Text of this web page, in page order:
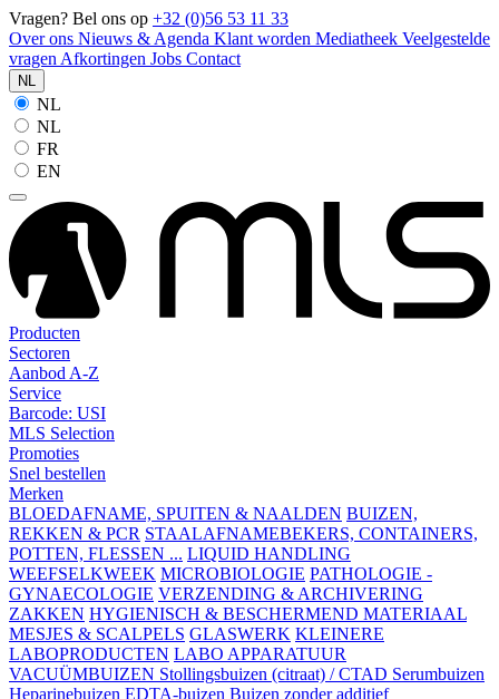
Vragen? Bel ons op +32 (0)56 53 11 33
Over ons Nieuws & Agenda Klant worden Mediatheek Veelgestelde
vragen Afkortingen Jobs Contact
NL
NL
NL
FR
EN
Producten
Sectoren
Aanbod A-Z
Service
Barcode: USI
MLS Selection
Promoties
Snel bestellen
Merken
BLOEDAFNAME, SPUITEN & NAALDEN BUIZEN,
REKKEN & PCR STAALAFNAMEBEKERS, CONTAINERS,
POTTEN, FLESSEN ... LIQUID HANDLING
WEEFSELKWEEK MICROBIOLOGIE PATHOLOGIE -
GYNAECOLOGIE VERZENDING & ARCHIVERING
ZAKKEN HYGIENISCH & BESCHERMEND MATERIAAL
MESJES & SCALPELS GLASWERK KLEINERE
LABOPRODUCTEN LABO APPARATUUR
VACUÜMBUIZEN Stollingsbuizen (citraat) / CTAD Serumbuizen
Heparinebuizen EDTA-buizen Buizen zonder additief